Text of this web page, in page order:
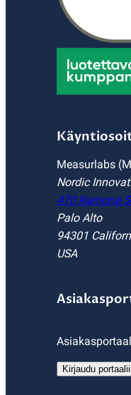
Measurlabs
Nordic
470 Ramona
Palo Alto
94301
USA
Kirjaudu